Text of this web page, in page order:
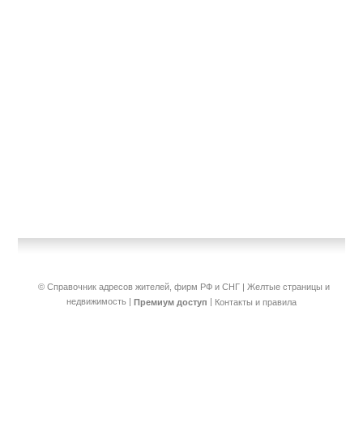
© Справочник адресов жителей, фирм РФ и СНГ | Желтые страницы и
недвижимость | Премиум доступ | Контакты и правила